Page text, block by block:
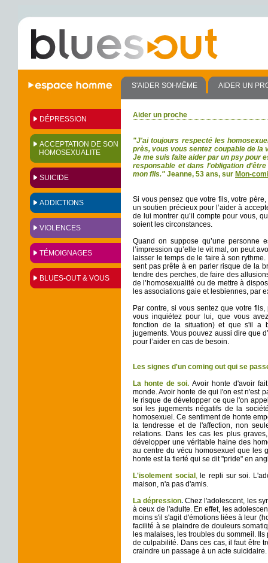
S'AIDER SOI-MÊME AIDER UN
DÉPRESSION
ACCEPTATION DE SON
HOMOSEXUALITE
SUICIDE
ADDICTIONS
VIOLENCES
TÉMOIGNAGES
BLUES-OUT & VOUS
Aider un proche
"J'ai toujours respecté les
près, vous vous sentez coupable de la
Je me suis faite aider par un psy pour
responsable et dans l'obligation
mon fils." Jeanne, 53 ans, sur Mon-
Si vous pensez que votre fils, votre
un soutien précieux pour l’aider à
de lui montrer qu’il compte pour vous,
soient les circonstances.
Quand on suppose qu’une personne
l’impression qu’elle le vit mal, on peut
laisser le temps de le faire à son
sent pas prête à en parler risque de la
tendre des perches, de faire des
de l’homosexualité ou de mettre à
les associations gaie et lesbiennes, par
Par contre, si vous sentez que votre
vous inquiétez pour lui, que vous
fonction de la situation) et que s'il a
jugements. Vous pouvez aussi dire que
pour l’aider en cas de besoin.
Les signes d'un coming out qui se
La honte de soi. Avoir honte d'avoir
monde. Avoir honte de qui l'on est n'est
le risque de développer ce que l'on
soi les jugements négatifs de la
homosexuel. Ce sentiment de honte
la tendresse et de l'affection, non
relations. Dans les cas les plus
développer une véritable haine des
au centre du vécu homosexuel que les
honte est la fierté qui se dit "pride" en
L'isolement social , le repli sur soi.
maison, n'a pas d'amis.
La dépression. Chez l'adolescent, les
à ceux de l'adulte. En effet, les
moins s'il s'agit d'émotions liées à leur
facilité à se plaindre de douleurs
les malaises, les troubles du sommeil.
de culpabilité. Dans ces cas, il faut être
craindre un passage à un acte suicidaire.